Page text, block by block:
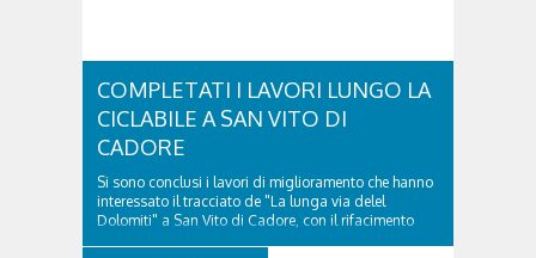
COMPLETATI I LAVORI LUNGO LA
CICLABILE A SAN VITO DI
CADORE
Si sono conclusi i lavori di miglioramento che hanno
interessato il tracciato de "La lunga via delel
Dolomiti" a San Vito di Cadore, con il rifacimento